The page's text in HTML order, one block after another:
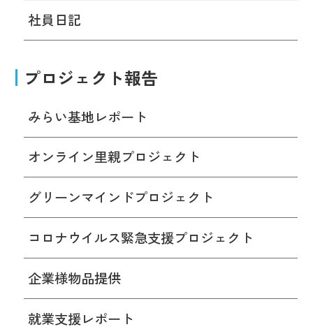
社員日記
プロジェクト報告
みらい基地レポート
オンライン里親プロジェクト
グリーンマインドプロジェクト
コロナウイルス緊急支援プロジェクト
企業様物品提供
就業支援レポート